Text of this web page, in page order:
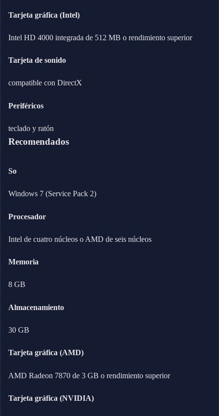
Tarjeta gráfica (Intel)
Intel HD 4000 integrada de 512 MB o rendimiento superior
Tarjeta de sonido
compatible con DirectX
Periféricos
teclado y ratón
Recomendados
So
Windows 7 (Service Pack 2)
Procesador
Intel de cuatro núcleos o AMD de seis núcleos
Memoria
8 GB
Almacenamiento
30 GB
Tarjeta gráfica (AMD)
AMD Radeon 7870 de 3 GB o rendimiento superior
Tarjeta gráfica (NVIDIA)